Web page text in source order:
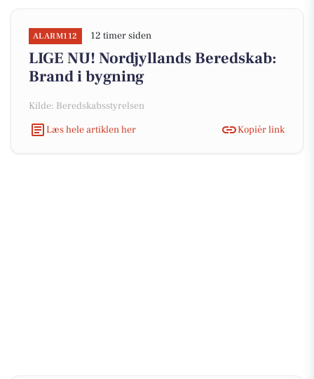
ALARM112 12 timer siden
LIGE NU! Nordjyllands Beredskab:
Brand i bygning
Kilde: Beredskabsstyrelsen
Læs hele artiklen her
Kopiér link